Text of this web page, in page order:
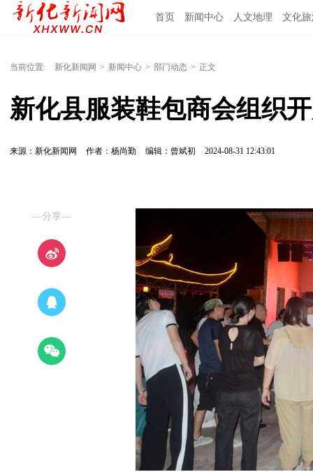
首页 新闻中心 人文地理 文化
当前位置: 新化新闻网 > 新闻中心 > 部门动态 > 正文
新化县服装鞋包商会组织
来源：新化新闻网 作者：杨尚勤 编辑：曾斌初 2024-08-31 12:43:01
—分享—